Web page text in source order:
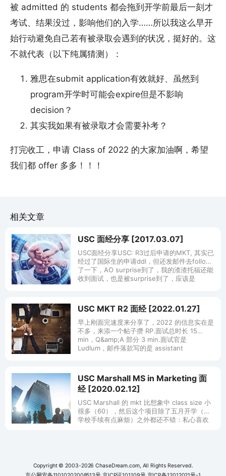
被 admitted 的 students 都会拖到开学前最后一刻才
考试、结果没过，影响他们的入学……所以我这么早开
始行动避免自己若有被录取会遇到的状况，挺好的。这
不就代表（以下纯属猜测）：
雅思在submit application有效就好、虽然到
program开学时可能会expire但是不影响
decision？
其实我如果有被录取才会需要补考？
打完收工，申请 Class of 2022 的大家加油啊，希望
我们都 offer 多多！！！
相关文章
USC 面经分享 [2017.03.07]
USC面经分享USC: R3过后申请的MKT, 其实已
经过了国际生的申请ddl，但还发邮件去follow
了一下，AO surprise到了，我的渣渣托福还能
收到面试，也是被surprise到了，应该是
USC MKT R2 面经 [2022.01.27]
早上刚面完速度来分享了，2022 的信息实在是
不多，来添一个帖子攒 RP.面试总时长 15
min，Q&amp;A 部分 3 min.面试官是
Ludlum，邮件落款写的是 assistant
USC Marshall MS in Marketing 面
经 [2020.02.12]
USC Marshall 的 mkt 比想象中 class size 小
很多（60），然后这个项目除了五月开学（办
学校手续有点麻烦）之外都还不错：私心喜欢
Copyright © 2003-2026 ChaseDream.com, All Rights Reserved.